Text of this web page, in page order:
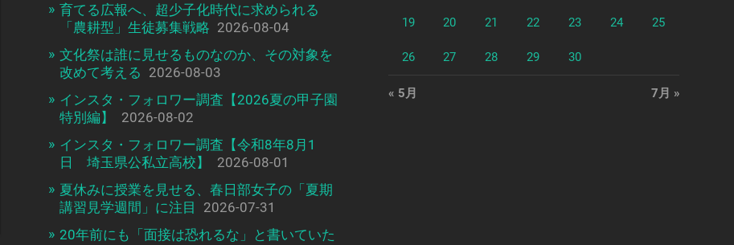
育てる広報へ、超少子化時代に求められる
「農耕型」生徒募集戦略 2026-08-04
文化祭は誰に見せるものなのか、その対象を
改めて考える 2026-08-03
インスタ・フォロワー調査【2026夏の甲子園
特別編】
2026-08-02
インスタ・フォロワー調査【令和8年8月1
日 埼玉県公私立高校】
2026-08-01
夏休みに授業を見せる、春日部女子の「夏期
講習見学週間」に注目
2026-07-31
20年前にも「面接は恐れるな」と書いていた
19 20 21 22 23 24 25
26 27 28 29 30
« 5月 7月 »